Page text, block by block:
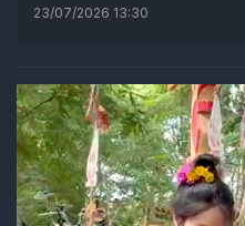
23/07/2026 13:30